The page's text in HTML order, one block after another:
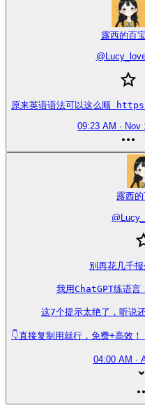
露西的百
@
原来英语语法可以这么顺
09:23 AM · Nov
露西
@
别再花几千
我用ChatGPT练语言
这7个提示太绝了，听说
👇直接复制用就行，免费+
04:00 AM ·